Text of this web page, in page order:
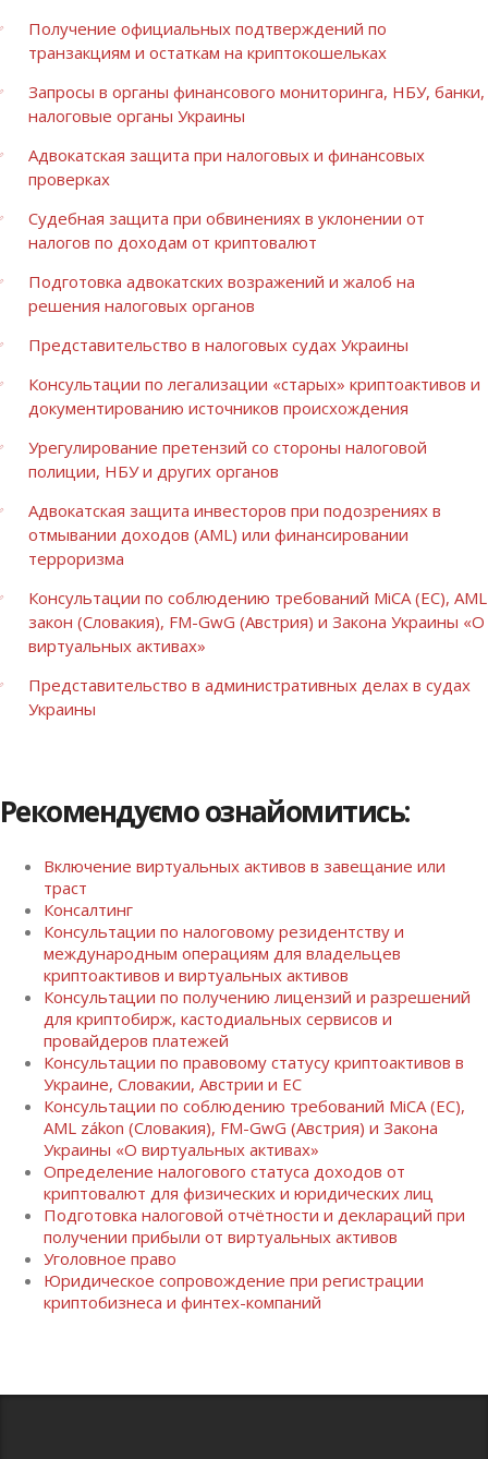
Получение официальных подтверждений по
транзакциям и остаткам на криптокошельках
Запросы в органы финансового мониторинга, НБУ, банки,
налоговые органы Украины
Адвокатская защита при налоговых и финансовых
проверках
Судебная защита при обвинениях в уклонении от
налогов по доходам от криптовалют
Подготовка адвокатских возражений и жалоб на
решения налоговых органов
Представительство в налоговых судах Украины
Консультации по легализации «старых» криптоактивов и
документированию источников происхождения
Урегулирование претензий со стороны налоговой
полиции, НБУ и других органов
Адвокатская защита инвесторов при подозрениях в
отмывании доходов (AML) или финансировании
терроризма
Консультации по соблюдению требований MiCA (ЕС), AML
закон (Словакия), FM-GwG (Австрия) и Закона Украины «О
виртуальных активах»
Представительство в административных делах в судах
Украины
Рекомендуємо ознайомитись:
Включение виртуальных активов в завещание или
траст
Консалтинг
Консультации по налоговому резидентству и
международным операциям для владельцев
криптоактивов и виртуальных активов
Консультации по получению лицензий и разрешений
для криптобирж, кастодиальных сервисов и
провайдеров платежей
Консультации по правовому статусу криптоактивов в
Украине, Словакии, Австрии и ЕС
Консультации по соблюдению требований MiCA (ЕС),
AML zákon (Словакия), FM-GwG (Австрия) и Закона
Украины «О виртуальных активах»
Определение налогового статуса доходов от
криптовалют для физических и юридических лиц
Подготовка налоговой отчётности и деклараций при
получении прибыли от виртуальных активов
Уголовное право
Юридическое сопровождение при регистрации
криптобизнеса и финтех-компаний